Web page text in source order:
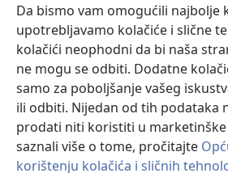
Da bismo vam omogućili najbolje
upotrebljavamo kolačiće i slične
kolačići neophodni da bi naša
ne mogu se odbiti. Dodatne
samo za poboljšanje vašeg
ili odbiti. Nijedan od tih podataka
prodati niti koristiti u marketinške
saznali više o tome, pročitajte
korištenju kolačića i sličnih
se
novi
prozor)
JW Hub
(otvara
se
novi
JW Library
Watchtower Library